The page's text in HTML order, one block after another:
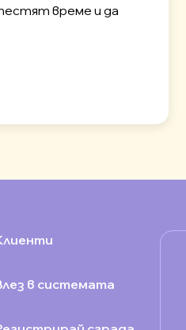
време и да
в системата